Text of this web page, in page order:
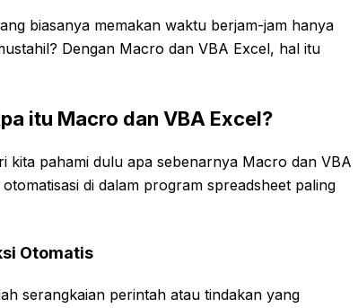
biasanya memakan waktu berjam-jam hanya
Dengan Macro dan VBA Excel, hal itu
itu Macro dan VBA Excel?
kita pahami dulu apa sebenarnya Macro dan VBA
di dalam program spreadsheet paling
Otomatis
serangkaian perintah atau tindakan yang